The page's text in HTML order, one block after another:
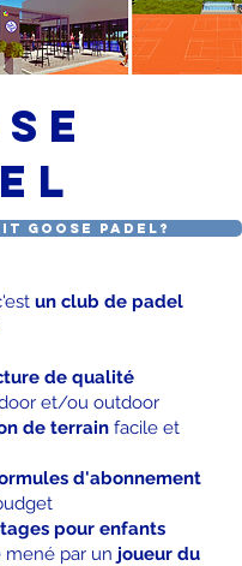
Goose Padel?
un club de padel
de qualité
et/ou outdoor
de terrain facile et
d'abonnement
pour enfants
mené par un joueur du